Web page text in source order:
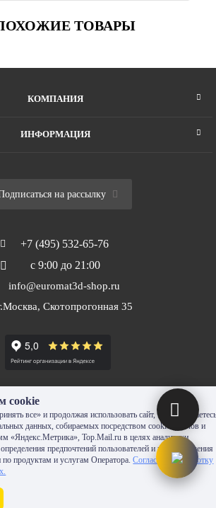
ТОВАРЫ
КОМПАНИЯ
ИНФОРМАЦИЯ
на рассылку
+7 (495) 532-65-76
с 9:00 до 21:00
info@euromat3d-shop.ru
Скотопрогонная 35
SHOP.RU. Все права защищены. Копирование
cookie
все» и продолжая использовать сайт, Вы
данных, собираемых посредством cookie-файлов и
«Яндекс.Метрика», Top.Mail.ru в целях аналитики
предпочтений пользователей и предоставления
продуктам и услугам Оператора.Согласие на обработку